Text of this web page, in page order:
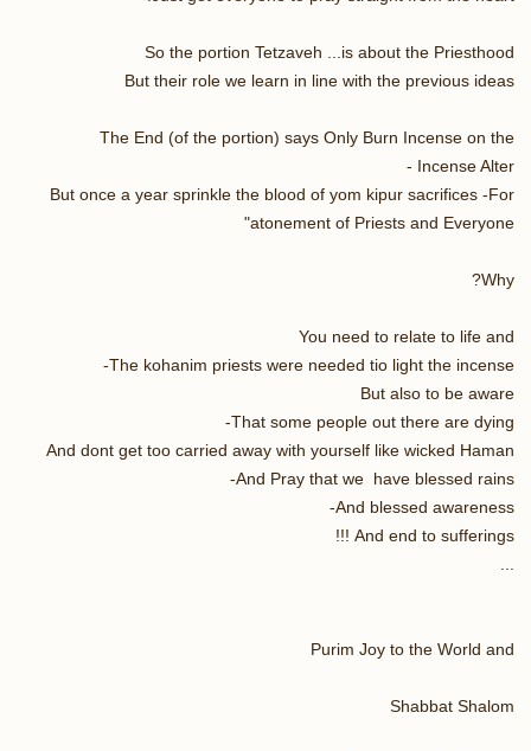
So the portion Tetzaveh ...is about the Priesthood
But their role we learn in line with the previous ideas
The End (of the portion) says Only Burn Incense on the
Incense Alter -
But once a year sprinkle the blood of yom kipur sacrifices -For
"atonement of Priests and Everyone
Why?
You need to relate to life and
The kohanim priests were needed tio light the incense-
But also to be aware
That some people out there are dying-
And dont get too carried away with yourself like wicked Haman
And Pray that we have blessed rains-
And blessed awareness-
And end to sufferings !!!
Purim Joy to the World and
Shabbat Shalom